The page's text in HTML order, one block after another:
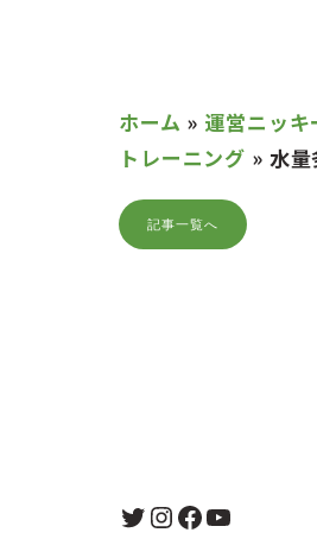
ホーム » 運営ニッ
トレーニング » 水
記事一覧へ
Twitter
Instagram
Facebook
YouTube